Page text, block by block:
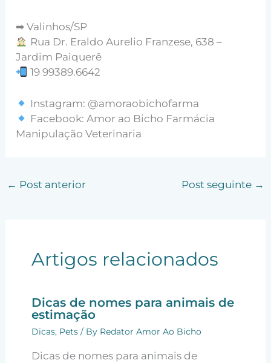
➡ Valinhos/SP
Rua Dr. Eraldo Aurelio Franzese, 638 –
Jardim Paiquerê
19 99389.6642
Instagram: @amoraobichofarma
Facebook: Amor ao Bicho Farmácia
Manipulação Veterinaria
← Post anterior Post seguinte →
Artigos relacionados
Dicas de nomes para animais de
estimação
Dicas, Pets/ By Redator Amor Ao Bicho
Dicas de nomes para animais de